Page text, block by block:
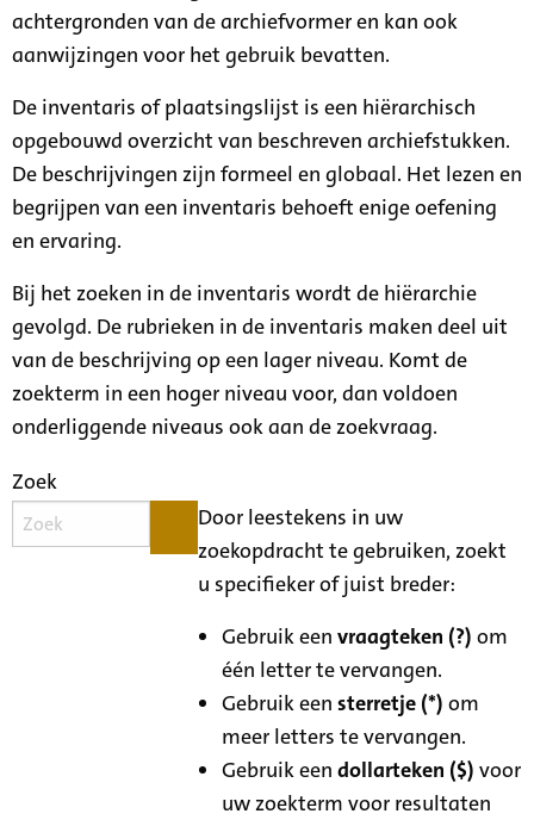
achtergronden van de archiefvormer en kan ook
aanwijzingen voor het gebruik bevatten.
De inventaris of plaatsingslijst is een hiërarchisch
opgebouwd overzicht van beschreven archiefstukken.
De beschrijvingen zijn formeel en globaal. Het lezen en
begrijpen van een inventaris behoeft enige oefening
en ervaring.
Bij het zoeken in de inventaris wordt de hiërarchie
gevolgd. De rubrieken in de inventaris maken deel uit
van de beschrijving op een lager niveau. Komt de
zoekterm in een hoger niveau voor, dan voldoen
onderliggende niveaus ook aan de zoekvraag.
Zoek
Door leestekens in uw
zoekopdracht te gebruiken, zoekt
u specifieker of juist breder:
Gebruik eenvraagteken (?) om
één letter te vervangen.
Gebruik eensterretje (*) om
meer letters te vervangen.
Gebruik eendollarteken ($) voor
uw zoekterm voor resultaten